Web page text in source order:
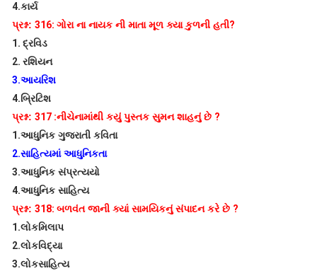
4.કાર્ય
પ્રશ્ન: 316: ગોરા ના નાયક ની માતા મૂળ ક્યા કુળની હતી?
1. દ્રવિડ
2. રશિયન
3.આયરિશ
4.બ્રિટિશ
પ્રશ્ન: 317 :નીચેનામાંથી કયું પુસ્તક સુમન શાહનું છે ?
1.આધુનિક ગુજરાતી કવિતા
2.સાહિત્યમાં આધુનિકતા
3.આધુનિક સંપ્રત્યયો
4.આધુનિક સાહિત્ય
પ્રશ્ન: 318: બળવંત જાની ક્યાં સામયિકનું સંપાદન કરે છે ?
1.લોકમિલાપ
2.લોકવિદ્યા
3.લોકસાહિત્ય